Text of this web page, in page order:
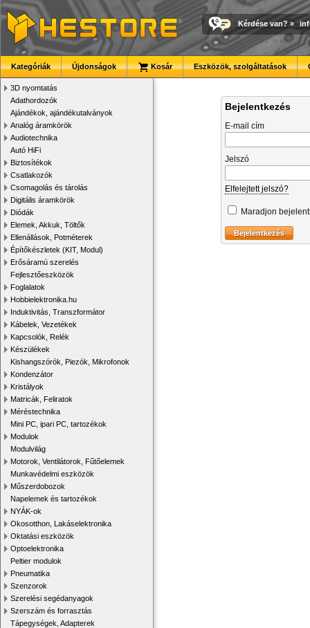
Kérdése van? »
Kategóriák Újdonságok Kosár Eszközök, szolgáltatások
3D nyomtatás
Adathordozók
Ajándékok, ajándékutalványok
Analóg áramkörök
Audiotechnika
Autó HiFi
Biztosítékok
Csatlakozók
Csomagolás és tárolás
Digitális áramkörök
Diódák
Elemek, Akkuk, Töltők
Ellenállások, Potméterek
Építőkészletek (KIT, Modul)
Erősáramú szerelés
Fejlesztőeszközök
Foglalatok
Hobbielektronika.hu
Induktivitás, Transzformátor
Kábelek, Vezetékek
Kapcsolók, Relék
Készülékek
Kishangszórók, Piezók, Mikrofonok
Kondenzátor
Kristályok
Matricák, Feliratok
Méréstechnika
Mini PC, ipari PC, tartozékok
Modulok
Modulvilág
Motorok, Ventilátorok, Fűtőelemek
Munkavédelmi eszközök
Műszerdobozok
Napelemek és tartozékok
NYÁK-ok
Okosotthon, Lakáselektronika
Oktatási eszközök
Optoelektronika
Peltier modulok
Pneumatika
Szenzorok
Szerelési segédanyagok
Szerszám és forrasztás
Tápegységek, Adapterek
Bejelentkezés
E-mail cím
Jelszó
Elfelejtett jelszó?
Maradjon